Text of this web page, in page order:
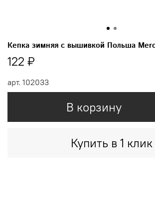
арт. 102033
Кепка зимняя с вышивкой Польша
122 ₽
В корзину
Купить в 1 клик